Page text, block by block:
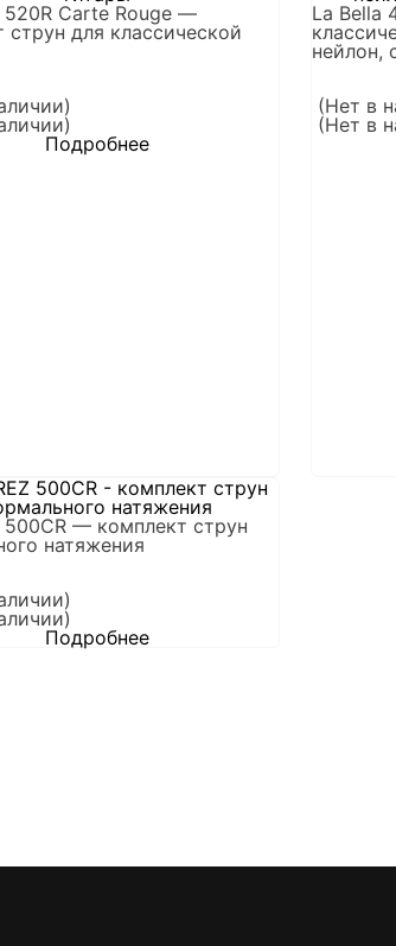
520R Carte Rouge —
струн для классической
Подробнее
La Bella
нейлон,
(Нет в
(Нет в
500CR — комплект струн
натяжения
Подробнее